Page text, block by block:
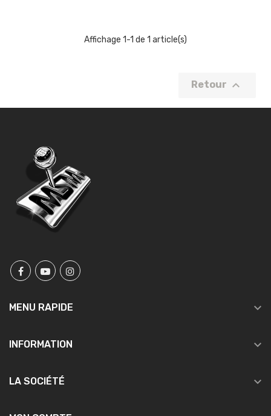
Affichage 1-1 de 1 article(s)
Retour 
MENU RAPIDE 
INFORMATION 
LA SOCIÉTÉ 